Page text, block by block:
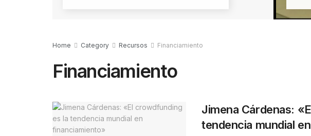
Home Category Recursos Financiamiento
Financiamiento
Jimena Cárdenas:
tendencia mundial